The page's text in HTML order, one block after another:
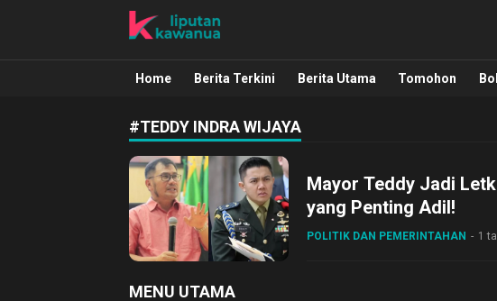
Liputan Kawanua
Berita Manado, Sulawesi Utara, Kawanua,
Home Berita Terkini Berita Utama Tomohon
#TEDDY INDRA WIJAYA
Mayor Teddy Jadi
yang Penting Adil!
POLITIK DAN PEMERINTAHAN 1
MENU UTAMA